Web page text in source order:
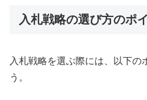
入札戦略の選び方のポ
入札戦略を選ぶ際には、以下の
う。